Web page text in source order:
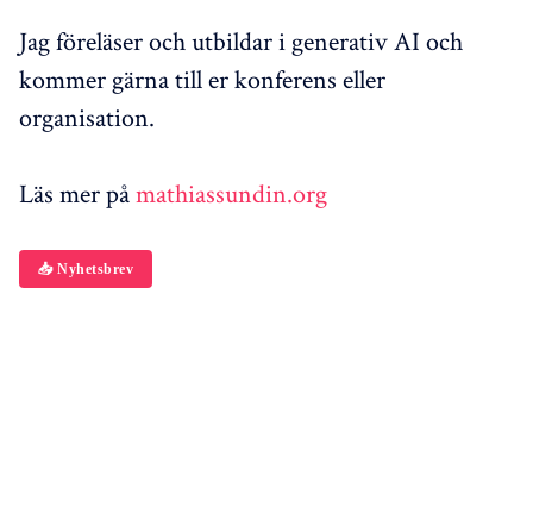
Jag föreläser och utbildar i generativ AI och
kommer gärna till er konferens eller
organisation.
Läs mer påmathiassundin.org
📥 Nyhetsbrev